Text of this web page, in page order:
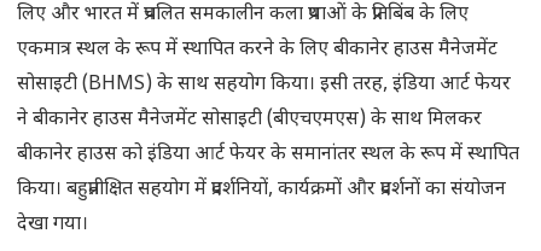
लिए और भारत में प्रचलित समकालीन कला प्रथाओं के प्रतिबिंब के लिए
एकमात्र स्थल के रूप में स्थापित करने के लिए बीकानेर हाउस मैनेजमेंट
सोसाइटी (BHMS) के साथ सहयोग किया। इसी तरह, इंडिया आर्ट फेयर
ने बीकानेर हाउस मैनेजमेंट सोसाइटी (बीएचएमएस) के साथ मिलकर
बीकानेर हाउस को इंडिया आर्ट फेयर के समानांतर स्थल के रूप में स्थापित
किया। बहुप्रतीक्षित सहयोग में प्रदर्शनियों, कार्यक्रमों और प्रदर्शनों का संयोजन
देखा गया।